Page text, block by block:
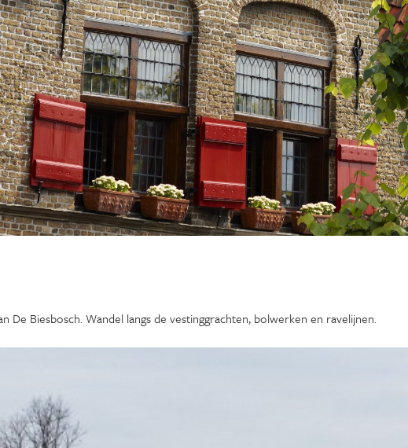
De Biesbosch. Wandel langs de vestinggrachten, bolwerken en ravelijnen.